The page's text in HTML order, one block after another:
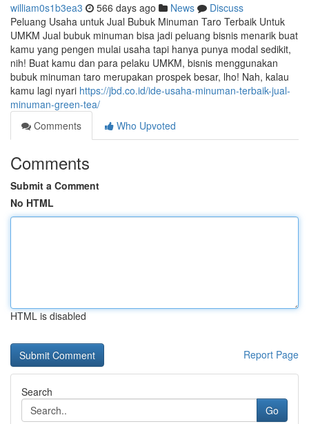
william0s1b3ea3 566 days ago News
Discuss
Peluang Usaha untuk Jual Bubuk Minuman Taro Terbaik Untuk
UMKM Jual bubuk minuman bisa jadi peluang bisnis menarik buat
kamu yang pengen mulai usaha tapi hanya punya modal sedikit,
nih! Buat kamu dan para pelaku UMKM, bisnis menggunakan
bubuk minuman taro merupakan prospek besar, lho! Nah, kalau
kamu lagi nyari https://jbd.co.id/ide-usaha-minuman-terbaik-jual-
minuman-green-tea/
Comments
Who Upvoted
Comments
Submit a Comment
No HTML
HTML is disabled
Report Page
Search
Go